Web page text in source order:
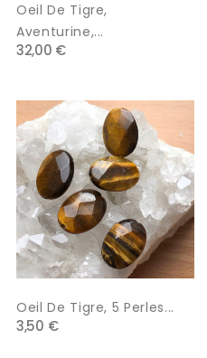
Oeil De Tigre,
Aventurine,...
32,00 €
Oeil De Tigre, 5 Perles...
3,50 €